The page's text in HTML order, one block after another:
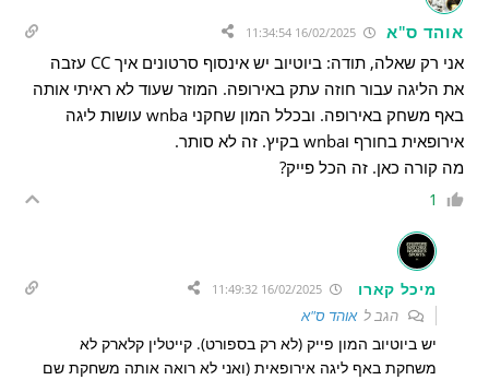
אוהד ס"א 16/02/2025 11:34:54
אני רק שאלה, תודה: ביוטיוב יש אינסוף סרטונים איך CC עזבה
את הליגה עבור חוזה עתק באירופה. המוזר שעוד לא ראיתי אותה
באף משחק באירופה. ובכלל המון שחקני wnba עושות ליגה
אירופאית בחורף וwnba בקיץ. זה לא סותר.
מה קורה כאן. זה הכל פייק?
1
מיכל קארו
הגב לאוהד ס"א
יש ביוטיוב המון פייק (לא רק בספורט). קייטלין קלארק לא
משחקת באף ליגה אירופאית (ואני לא רואה אותה משחקת שם